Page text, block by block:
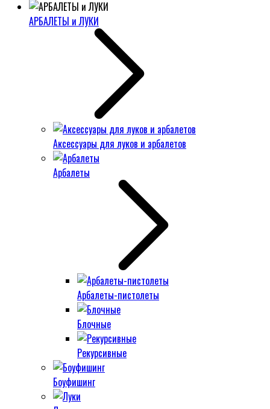
АРБАЛЕТЫ и ЛУКИ
Аксессуары для луков и арбалетов
Арбалеты
Арбалеты-пистолеты
Блочные
Рекурсивные
Боуфишинг